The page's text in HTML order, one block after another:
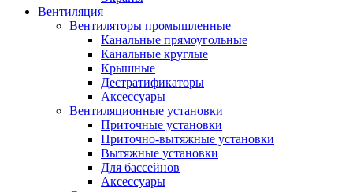
Вентиляция
Вентиляторы промышленные
Канальные прямоугольные
Канальные круглые
Крышные
Дестратификаторы
Аксессуары
Вентиляционные установки
Приточные установки
Приточно-вытяжные установки
Вытяжные установки
Для бассейнов
Аксессуары